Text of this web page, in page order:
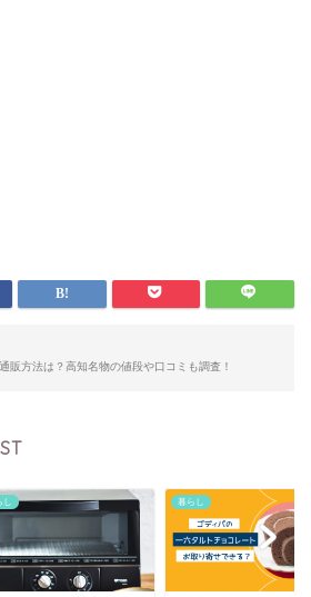
販方法は？高知名物の値段や口コミも調査！
し 暮らし